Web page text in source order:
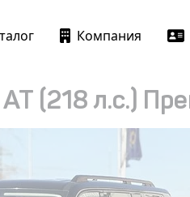
Компания
(218 л.с.)